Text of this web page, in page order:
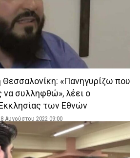
Θεσσαλονίκη: «Πανηγυρίζω που
να συλληφθώ», λέει ο
των Εθνών
Αυγούστου 2022 09:00